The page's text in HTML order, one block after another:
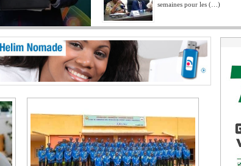
semaines pour les (…)